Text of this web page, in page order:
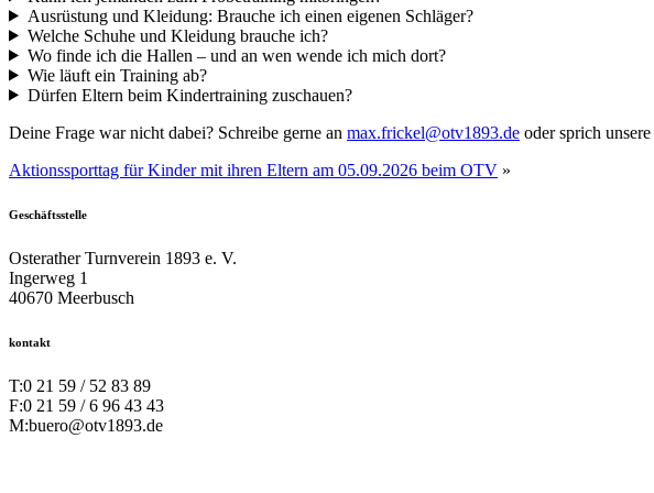
Ausrüstung und Kleidung: Brauche ich einen eigenen Schläger?
Welche Schuhe und Kleidung brauche ich?
Wo finde ich die Hallen – und an wen wende ich mich dort?
Wie läuft ein Training ab?
Dürfen Eltern beim Kindertraining zuschauen?
Deine Frage war nicht dabei? Schreibe gerne an max.frickel@otv1893.de oder sprich unsere
Aktionssporttag für Kinder mit ihren Eltern am 05.09.2026 beim OTV »
Geschäftsstelle
Osterather Turnverein 1893 e. V.
Ingerweg 1
40670 Meerbusch
kontakt
T:0 21 59 / 52 83 89
F:0 21 59 / 6 96 43 43
M:buero@otv1893.de